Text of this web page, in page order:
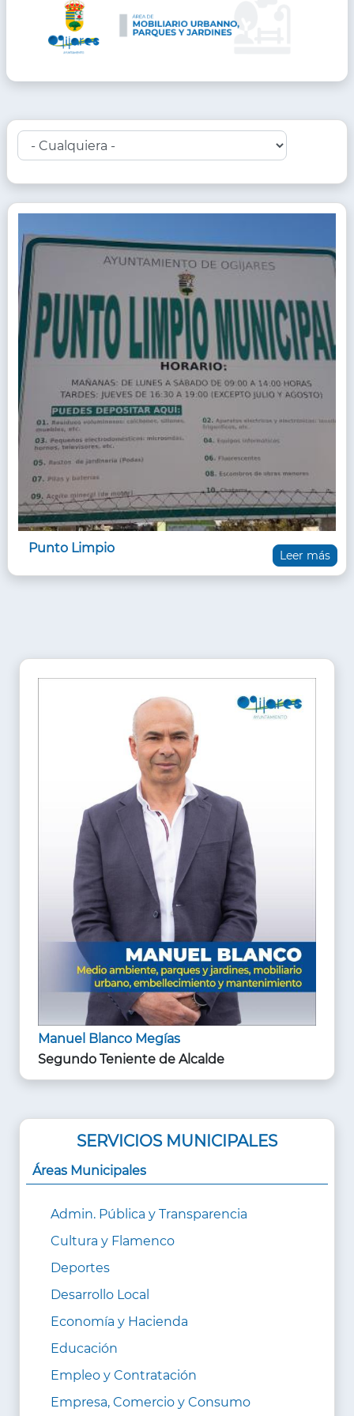
Manuel Blanco Megías
Segundo Teniente de Alcalde
SERVICIOS MUNICIPALES
Áreas Municipales
Admin. Pública y Transparencia
Cultura y Flamenco
Deportes
Desarrollo Local
Economía y Hacienda
Educación
Empleo y Contratación
Empresa, Comercio y Consumo
Punto Limpio
Leer más